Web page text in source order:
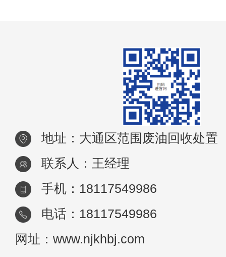
地址：大通区范围废油回收处置
联系人：王经理
手机：18117549986
电话：18117549986
网址：www.njkhbj.com